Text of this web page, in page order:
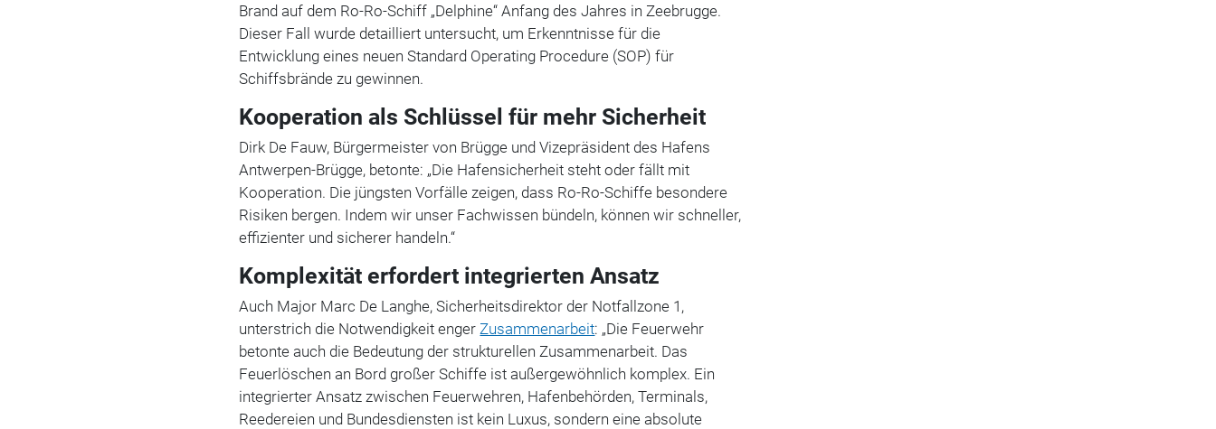
Brand auf dem Ro-Ro-Schiff „Delphine“ Anfang des Jahres in Zeebrugge.
Dieser Fall wurde detailliert untersucht, um Erkenntnisse für die
Entwicklung eines neuen Standard Operating Procedure (SOP) für
Schiffsbrände zu gewinnen.
Kooperation als Schlüssel für mehr Sicherheit
Dirk De Fauw, Bürgermeister von Brügge und Vizepräsident des Hafens
Antwerpen-Brügge, betonte: „Die Hafensicherheit steht oder fällt mit
Kooperation. Die jüngsten Vorfälle zeigen, dass Ro-Ro-Schiffe besondere
Risiken bergen. Indem wir unser Fachwissen bündeln, können wir schneller,
effizienter und sicherer handeln.“
Komplexität erfordert integrierten Ansatz
Auch Major Marc De Langhe, Sicherheitsdirektor der Notfallzone 1,
unterstrich die Notwendigkeit enger Zusammenarbeit: „Die Feuerwehr
betonte auch die Bedeutung der strukturellen Zusammenarbeit. Das
Feuerlöschen an Bord großer Schiffe ist außergewöhnlich komplex. Ein
integrierter Ansatz zwischen Feuerwehren, Hafenbehörden, Terminals,
Reedereien und Bundesdiensten ist kein Luxus, sondern eine absolute